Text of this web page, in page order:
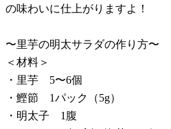
の味わいに仕上がりますよ！
〜里芋の明太サラダの作り方〜
＜材料＞
・里芋 5〜6個
・鰹節 1パック（5g）
・明太子 1腹